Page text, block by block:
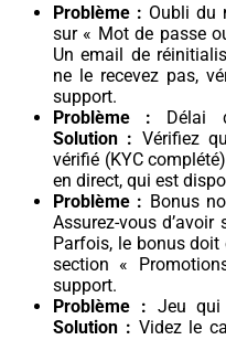
Problème : Oubli du
sur « Mot de passe
Un email de
ne le recevez pas,
support.
Problème : Délai
Solution : Vérifiez
vérifié (KYC
en direct, qui est
Problème : Bonus
Assurez-vous
Parfois, le bonus
section «
support.
Problème : Jeu
Solution : Videz le